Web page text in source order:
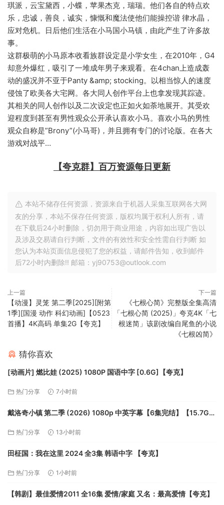
琪派，云宝黛西，小蝶，苹果杰克，瑞瑞。他们各自的特点欢
乐，忠诚，善良，诚实，慷慨和魔法使他们能操控谐 律水晶，
应对危机。日后他们生活在小马国小马镇，由此产生了许多故
事。
这群极萌的小马原本收看族群设定是小学女生，在2010年，G4
却意外爆红，吸引了一堆成年男子来观看。在4chan上造成轰
动的盛况并不亚于Panty &amp; stocking。以相当惊人的速度
侵蚀了欧美各大宅网。各大同人创作平台上也拿发现其踪迹。
其相关的同人创作以及二次设定也正如火如荼地展开。其受欢
迎程度到甚至有男性观众公开承认喜欢小马。喜欢小马的男性
观众自称是”Brony”(小马哥)，并且拥有专门的讨论版。在各大
游戏对战平…
【夸克群】百万资源每日更新
本站不储存任何资源，资源来自于机器人采集互联网各大网
友的分享，本站不保存任何资源，版权均属于权利人所有，请
在下载后24小时删除，切勿用于商业用途，内容如出现广告以
及涉及交易请自行判断，文件的有效性和安全性需自行判断 如
您认为本站页面信息侵犯了您的权益，请邮件告知，收到邮件
后72小时内删除!! 邮箱：yj90753@outlook.com
上一篇
【动漫】灵笼 第二季[2025][附第
1季][国漫 动作 科幻动画]【0523
首播】4K高码 单集2G【夸克】
下一篇
《七根心简》完整版全集高清
「七根心简 (2025)」夸克4K「七
根迷简」该剧改编自尾鱼的小说
《七根凶简》
猜你喜欢
[动画片] 燃比娃 (2025) 1080P 国语中字 [0.6G]【夸克】
热门分享 7小时前
戴洛奇小镇 第二季 (2026) 1080p 中英字幕【6集完结】【15.7G】
热门分享 13小时前
田柾国：我在这里 2024 全3集 韩语中字 【夸克】
热门分享 1小时前
【韩剧】最佳爱情2011 全16集 爱情/家庭 又名：最高爱情【夸克】